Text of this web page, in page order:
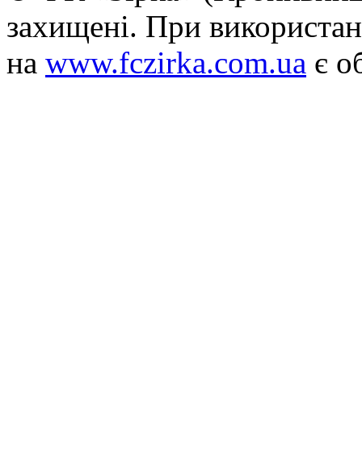
захищені. При
на www.fczirka.com.ua є